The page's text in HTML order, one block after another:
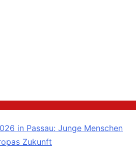
in Passau: Junge Menschen
Zukunft